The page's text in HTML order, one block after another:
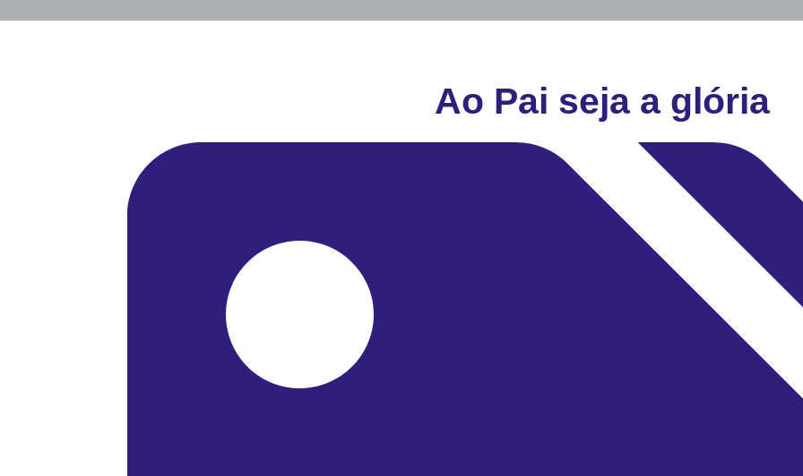
Ao Pai seja a glória